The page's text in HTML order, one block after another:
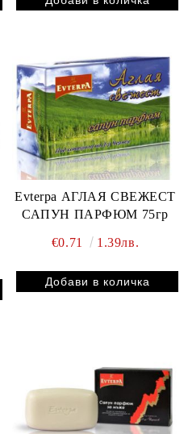
Evterpa АГЛАЯ СВЕЖЕСТ
САПУН ПАРФЮМ 75гр
€0.71 1.39лв.